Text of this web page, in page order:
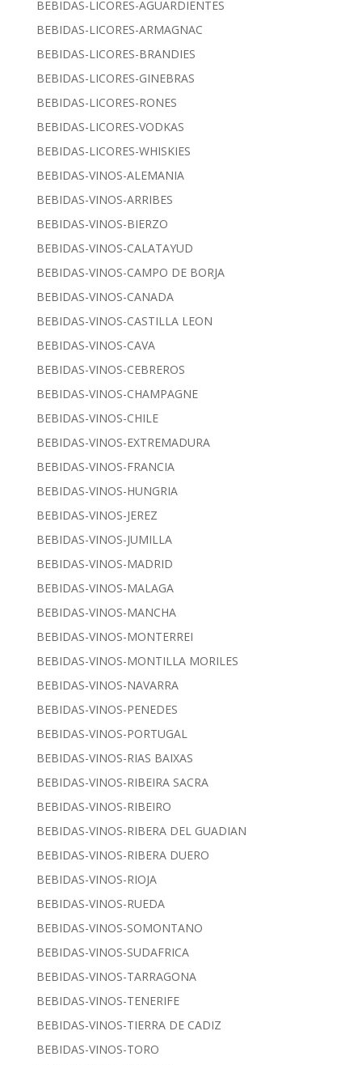
BEBIDAS-LICORES-AGUARDIENTES
BEBIDAS-LICORES-ARMAGNAC
BEBIDAS-LICORES-BRANDIES
BEBIDAS-LICORES-GINEBRAS
BEBIDAS-LICORES-RONES
BEBIDAS-LICORES-VODKAS
BEBIDAS-LICORES-WHISKIES
BEBIDAS-VINOS-ALEMANIA
BEBIDAS-VINOS-ARRIBES
BEBIDAS-VINOS-BIERZO
BEBIDAS-VINOS-CALATAYUD
BEBIDAS-VINOS-CAMPO DE BORJA
BEBIDAS-VINOS-CANADA
BEBIDAS-VINOS-CASTILLA LEON
BEBIDAS-VINOS-CAVA
BEBIDAS-VINOS-CEBREROS
BEBIDAS-VINOS-CHAMPAGNE
BEBIDAS-VINOS-CHILE
BEBIDAS-VINOS-EXTREMADURA
BEBIDAS-VINOS-FRANCIA
BEBIDAS-VINOS-HUNGRIA
BEBIDAS-VINOS-JEREZ
BEBIDAS-VINOS-JUMILLA
BEBIDAS-VINOS-MADRID
BEBIDAS-VINOS-MALAGA
BEBIDAS-VINOS-MANCHA
BEBIDAS-VINOS-MONTERREI
BEBIDAS-VINOS-MONTILLA MORILES
BEBIDAS-VINOS-NAVARRA
BEBIDAS-VINOS-PENEDES
BEBIDAS-VINOS-PORTUGAL
BEBIDAS-VINOS-RIAS BAIXAS
BEBIDAS-VINOS-RIBEIRA SACRA
BEBIDAS-VINOS-RIBEIRO
BEBIDAS-VINOS-RIBERA DEL GUADIAN
BEBIDAS-VINOS-RIBERA DUERO
BEBIDAS-VINOS-RIOJA
BEBIDAS-VINOS-RUEDA
BEBIDAS-VINOS-SOMONTANO
BEBIDAS-VINOS-SUDAFRICA
BEBIDAS-VINOS-TARRAGONA
BEBIDAS-VINOS-TENERIFE
BEBIDAS-VINOS-TIERRA DE CADIZ
BEBIDAS-VINOS-TORO